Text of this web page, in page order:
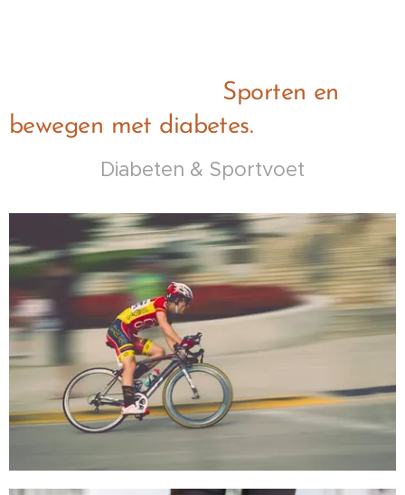
Sporten en
bewegen met diabetes.
Diabeten & Sportvoet